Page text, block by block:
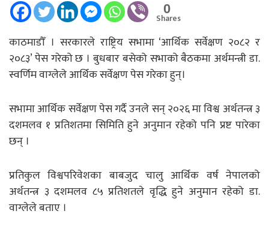
0
Shares
काठमाडौँ । सरकारले राष्ट्रिय सभामा ‘आर्थिक सर्वेक्षण २०८२ र
२०८३’ पेस गरेको छ । बुधबार बसेको सभाको बैठकमा अर्थमन्त्री डा.
स्वर्णिम वाग्लेले आर्थिक सर्वेक्षण पेस गरेका हुन्।
सभामा आर्थिक सर्वेक्षण पेस गर्दै उनले सन् २०२६ मा विश्व अर्थतन्त्र ३
दशमलव १ प्रतिशतमा सिमिति हुने अनुमान रहेको पनि प्रष्ट पारेका
छन् ।
प्रतिकुल विश्वपरिवेशका बाबजुद चालु आर्थिक वर्ष नेपालको
अर्थतन्त्र ३ दशमलव ८५ प्रतिशतले वृद्धि हुने अनुमान रहेको डा.
वाग्लेले बताए ।